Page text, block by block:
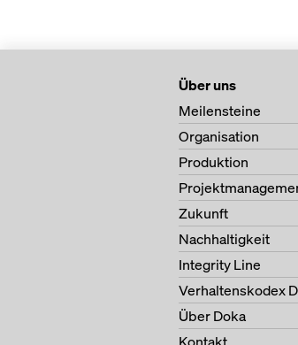
Über uns
Meilensteine
Organisation
Produktion
Zukunft
Nachhaltigkeit
Integrity Line
Verhaltenskodex
Über Doka